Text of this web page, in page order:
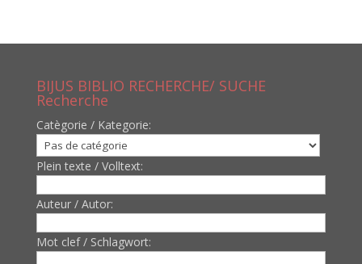
BIJUS BIBLIO RECHERCHE/ SUCHE
Recherche
Catègorie / Kategorie:
Plein texte / Volltext:
Auteur / Autor:
Mot clef / Schlagwort: